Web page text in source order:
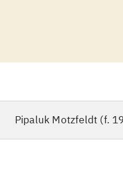
som står i
Anna og
har bl.a. bidraget til
er hendes romandebut
Pipaluk Motzfeldt (f.